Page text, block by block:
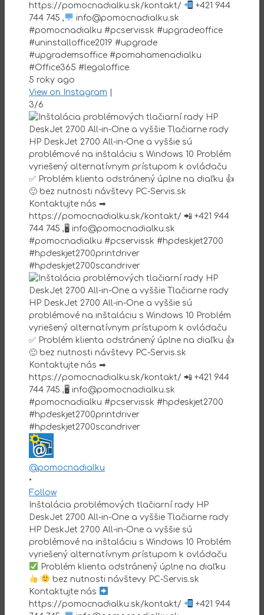
https://pomocnadialku.sk/kontakt/
+421 944
744 745 ,
info@pomocnadialku.sk
#pomocnadialku #pcservissk #upgradeoffice
#uninstalloffice2019 #upgrade
#upgrademsoffice #pomahamenadialku
#Office365 #legaloffice
5 roky ago
View on Instagram |
3/6
@pomocnadialku
•
Follow
Inštalácia problémových tlačiarní rady HP
DeskJet 2700 All-in-One a vyššie Tlačiarne rady
HP DeskJet 2700 All-in-One a vyššie sú
problémové na inštaláciu s Windows 10 Problém
vyriešený alternatívnym prístupom k ovládaču
Problém klienta odstránený úplne na diaľku
bez nutnosti návštevy PC-Servis.sk
Kontaktujte nás
https://pomocnadialku.sk/kontakt/
+421 944